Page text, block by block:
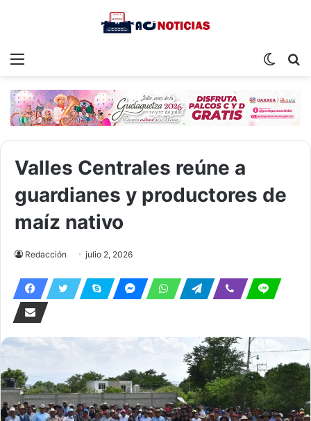
Menu
Switch
Valles Centrales reúne a
guardianes y productores de
maíz nativo
Redacción julio 2, 2026